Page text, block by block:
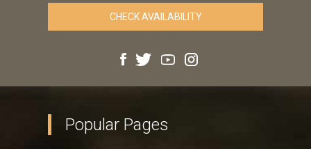
Popular Pages